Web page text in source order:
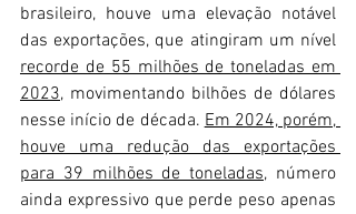
brasileiro, houve uma elevação notável
recorde de 55 milhões de toneladas em
2023, movimentando bilhões de dólares
nesse início de década. Em 2024, porém,
houve uma redução das exportações
para 39 milhões de toneladas, número
ainda expressivo que perde peso apenas